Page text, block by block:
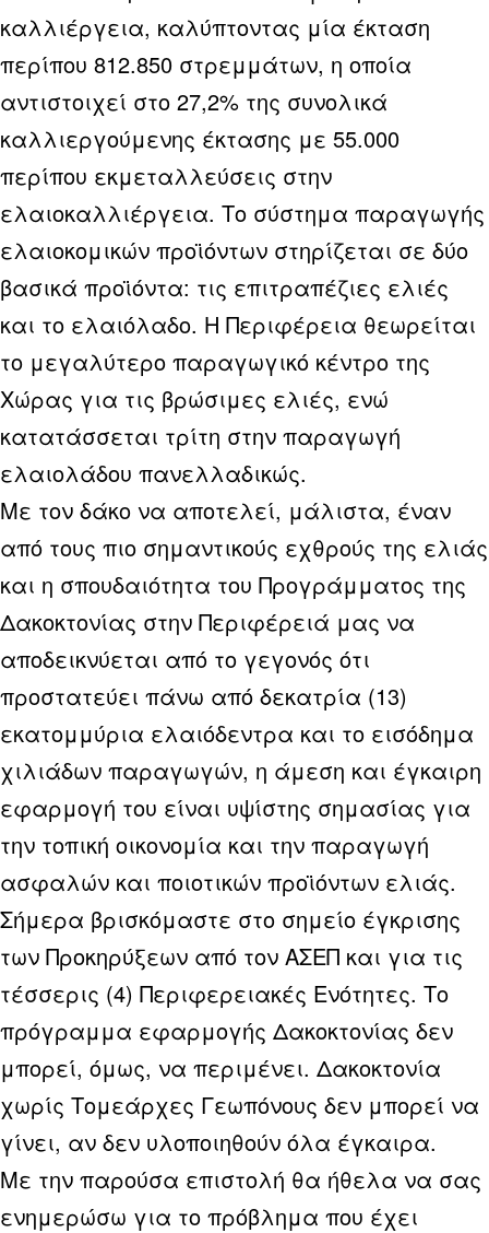
καλλιέργεια, καλύπτοντας μία έκταση
περίπου 812.850 στρεμμάτων, η οποία
αντιστοιχεί στο 27,2% της συνολικά
καλλιεργούμενης έκτασης με 55.000
περίπου εκμεταλλεύσεις στην
ελαιοκαλλιέργεια. Το σύστημα παραγωγής
ελαιοκομικών προϊόντων στηρίζεται σε δύο
βασικά προϊόντα: τις επιτραπέζιες ελιές
και το ελαιόλαδο. Η Περιφέρεια θεωρείται
το μεγαλύτερο παραγωγικό κέντρο της
Χώρας για τις βρώσιμες ελιές, ενώ
κατατάσσεται τρίτη στην παραγωγή
ελαιολάδου πανελλαδικώς.
Με τον δάκο να αποτελεί, μάλιστα, έναν
από τους πιο σημαντικούς εχθρούς της ελιάς
και η σπουδαιότητα του Προγράμματος της
Δακοκτονίας στην Περιφέρειά μας να
αποδεικνύεται από το γεγονός ότι
προστατεύει πάνω από δεκατρία (13)
εκατομμύρια ελαιόδεντρα και το εισόδημα
χιλιάδων παραγωγών, η άμεση και έγκαιρη
εφαρμογή του είναι υψίστης σημασίας για
την τοπική οικονομία και την παραγωγή
ασφαλών και ποιοτικών προϊόντων ελιάς.
Σήμερα βρισκόμαστε στο σημείο έγκρισης
των Προκηρύξεων από τον ΑΣΕΠ και για τις
τέσσερις (4) Περιφερειακές Ενότητες. Το
πρόγραμμα εφαρμογής Δακοκτονίας δεν
μπορεί, όμως, να περιμένει. Δακοκτονία
χωρίς Τομεάρχες Γεωπόνους δεν μπορεί να
γίνει, αν δεν υλοποιηθούν όλα έγκαιρα.
Με την παρούσα επιστολή θα ήθελα να σας
ενημερώσω για το πρόβλημα που έχει